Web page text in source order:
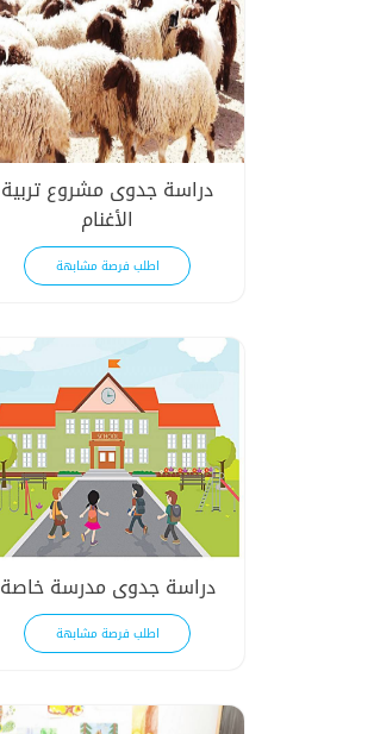
دراسة جدوى مشروع تربية
الأغنام
اطلب فرصة مشابهة
دراسة جدوى مدرسة خاصة
اطلب فرصة مشابهة